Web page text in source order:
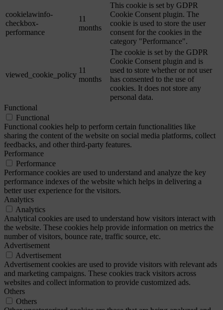
cookielawinfo-
checkbox-
performance
11
months
This cookie is set by GDPR
Cookie Consent plugin. The
cookie is used to store the user
consent for the cookies in the
category "Performance".
viewed_cookie_policy
11
months
The cookie is set by the GDPR
Cookie Consent plugin and is
used to store whether or not user
has consented to the use of
cookies. It does not store any
personal data.
Functional
Functional
Functional cookies help to perform certain functionalities like
sharing the content of the website on social media platforms, collect
feedbacks, and other third-party features.
Performance
Performance
Performance cookies are used to understand and analyze the key
performance indexes of the website which helps in delivering a
better user experience for the visitors.
Analytics
Analytics
Analytical cookies are used to understand how visitors interact with
the website. These cookies help provide information on metrics the
number of visitors, bounce rate, traffic source, etc.
Advertisement
Advertisement
Advertisement cookies are used to provide visitors with relevant ads
and marketing campaigns. These cookies track visitors across
websites and collect information to provide customized ads.
Others
Others